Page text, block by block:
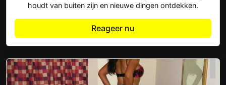
houdt van buiten zijn en nieuwe dingen ontdekken.
Reageer nu